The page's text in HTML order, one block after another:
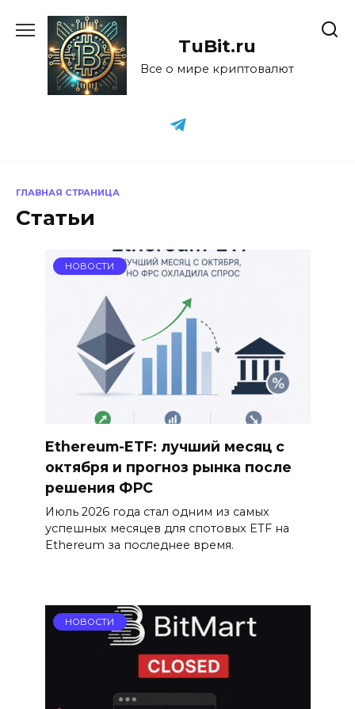
содержанию
TuBit.ru
Все о мире криптовалют
ГЛАВНАЯ СТРАНИЦА
Статьи
НОВОСТИ
Ethereum-ETF: лучший месяц с
октября и прогноз рынка после
решения ФРС
Июль 2026 года стал одним из самых
успешных месяцев для спотовых ETF на
Ethereum за последнее время.
НОВОСТИ